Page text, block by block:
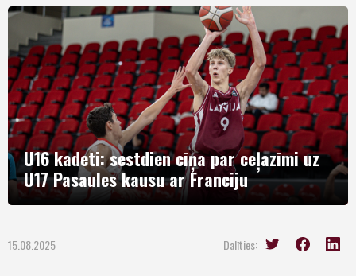
U16 kadeti: sestdien cīņa par ceļazīmi uz
U17 Pasaules kausu ar Franciju
15.08.2025 Dalīties: